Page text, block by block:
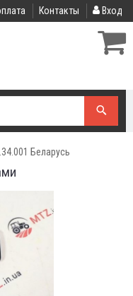
Контакты Вход
Беларусь